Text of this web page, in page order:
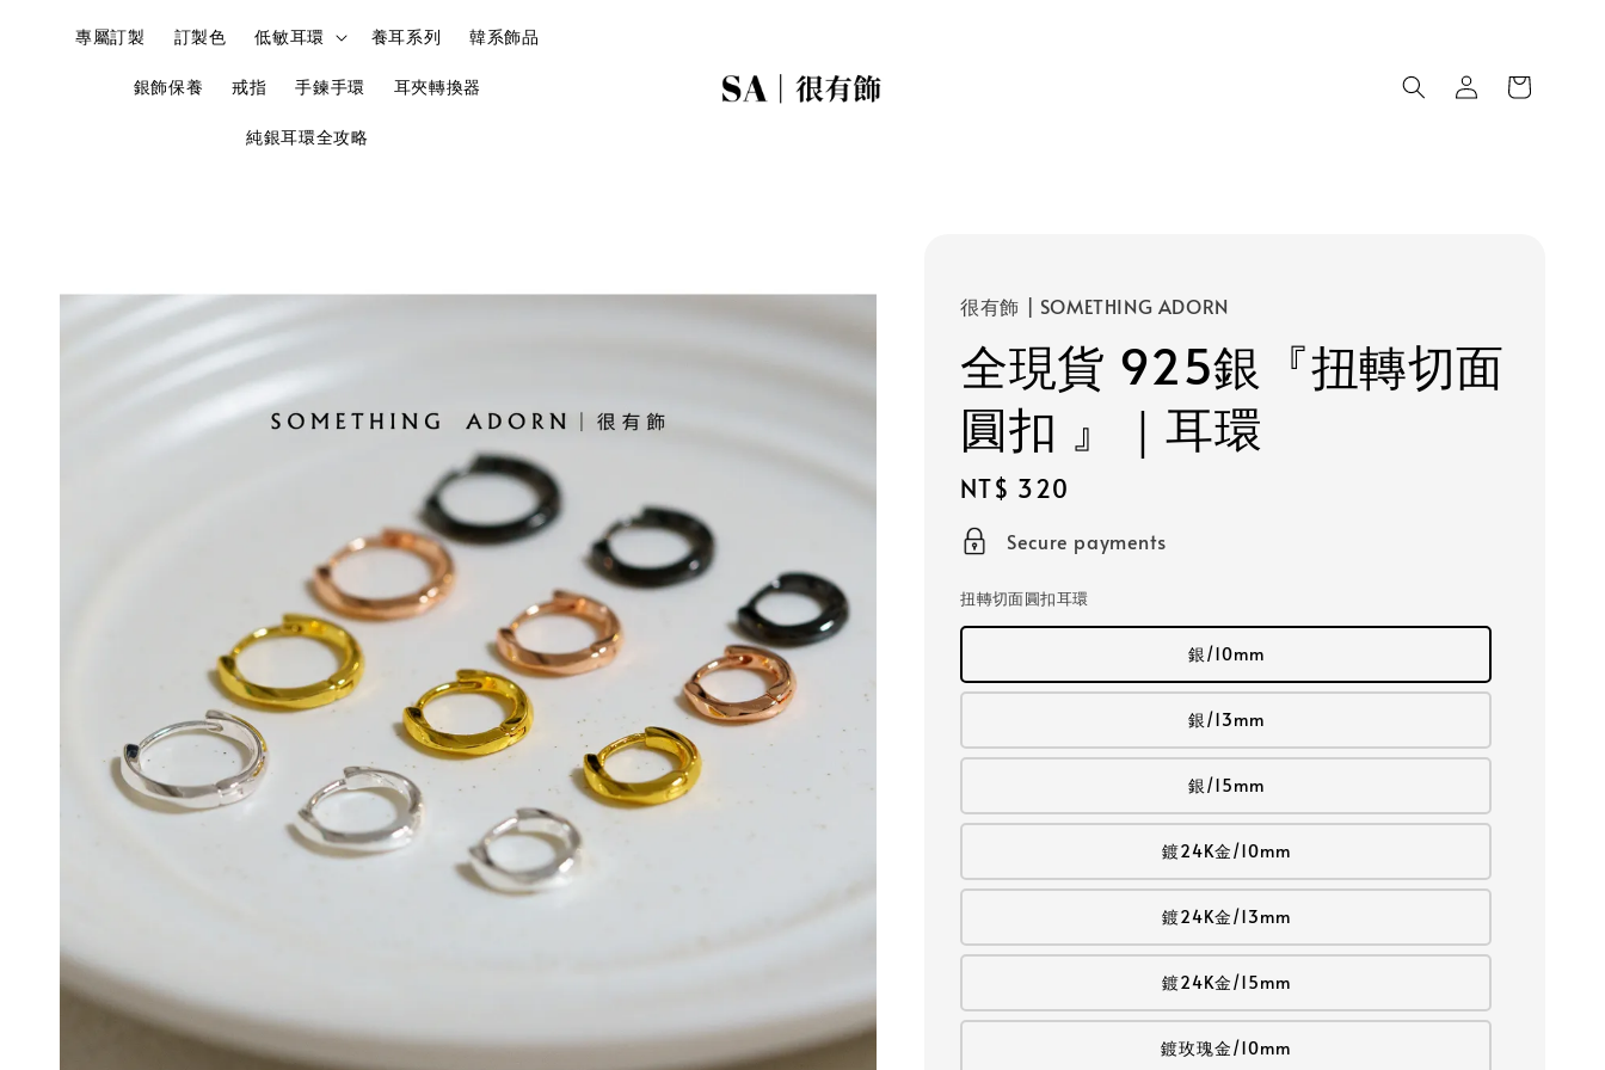
專屬訂製 訂製色 低敏耳環 養耳系列 韓系飾品
銀飾保養 戒指 手鍊手環 耳夾轉換器
純銀耳環全攻略
很有飾 | SOMETHING ADORN
全現貨 925銀『扭轉切面
圓扣 』｜耳環
Regular
price
NT$ 320
Secure payments
扭轉切面圓扣耳環
銀/10mm
銀/13mm
銀/15mm
鍍24K金/10mm
鍍24K金/13mm
鍍24K金/15mm
鍍玫瑰金/10mm